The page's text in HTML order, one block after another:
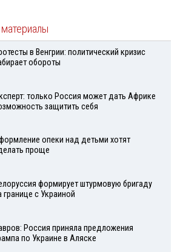
в Венгрии: политический кризис
обороты
только Россия может дать Африке
защитить себя
опеки над детьми хотят
проще
формирует штурмовую бригаду
границе с Украиной
Россия приняла предложения
по Украине в Аляске